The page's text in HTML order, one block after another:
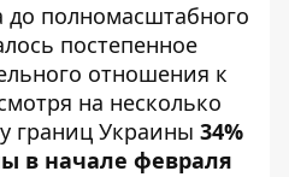
до полномасштабного
постепенное
отношения к
на несколько
границ Украины 34%
в начале февраля